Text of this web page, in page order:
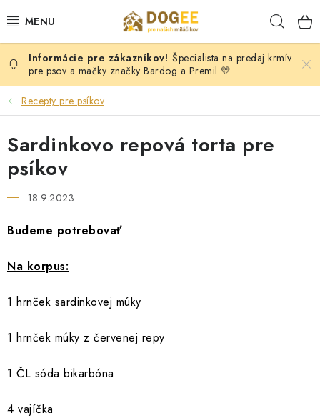
na
PSY
MAČKY
HLODAVCI
KONE
VEĽKOOBCHOD
OBCHODNÉ PODMIENKY
INFORMÁCIE O NÁKUPE
Špecialista na predaj krmív
pre psov a mačky značky Bardog a Premil 💛
Recepty pre psíkov
Sardinkovo repová torta pre
psíkov
18.9.2023
Budeme potrebovať
Na korpus:
1 hrnček sardinkovej múky
1 hrnček múky z červenej repy
1 ČL sóda bikarbóna
4 vajíčka